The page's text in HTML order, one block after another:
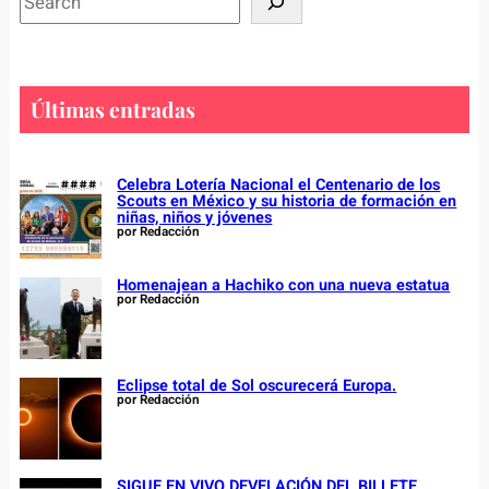
e
r
h
Últimas entradas
Celebra Lotería Nacional el Centenario de los
Scouts en México y su historia de formación en
niñas, niños y jóvenes
por Redacción
Homenajean a Hachiko con una nueva estatua
por Redacción
Eclipse total de Sol oscurecerá Europa.
por Redacción